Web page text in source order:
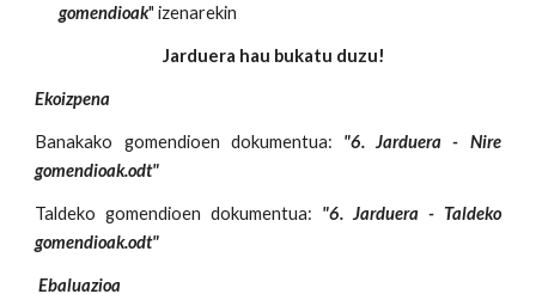
gomendioak" izenarekin
Jarduera hau bukatu duzu!
Ekoizpena
Banakako gomendioen dokumentua: "6. Jarduera - Nire
gomendioak.odt"
Taldeko gomendioen dokumentua: "6. Jarduera - Taldeko
gomendioak.odt"
Ebaluazioa